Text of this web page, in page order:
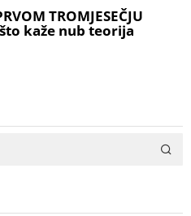
TROMJESEČJU
što kaže nub teorija